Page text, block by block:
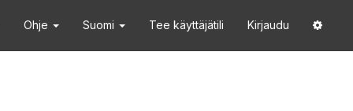
Ohje Suomi Tee käyttäjätili Kirjaudu